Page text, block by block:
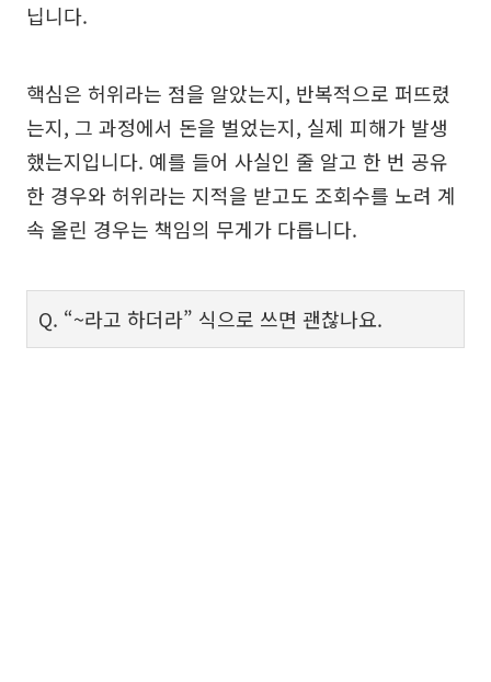
닙니다.
핵심은 허위라는 점을 알았는지, 반복적으로 퍼뜨렸
는지, 그 과정에서 돈을 벌었는지, 실제 피해가 발생
했는지입니다. 예를 들어 사실인 줄 알고 한 번 공유
한 경우와 허위라는 지적을 받고도 조회수를 노려 계
속 올린 경우는 책임의 무게가 다릅니다.
Q. “~라고 하더라” 식으로 쓰면 괜찮나요.